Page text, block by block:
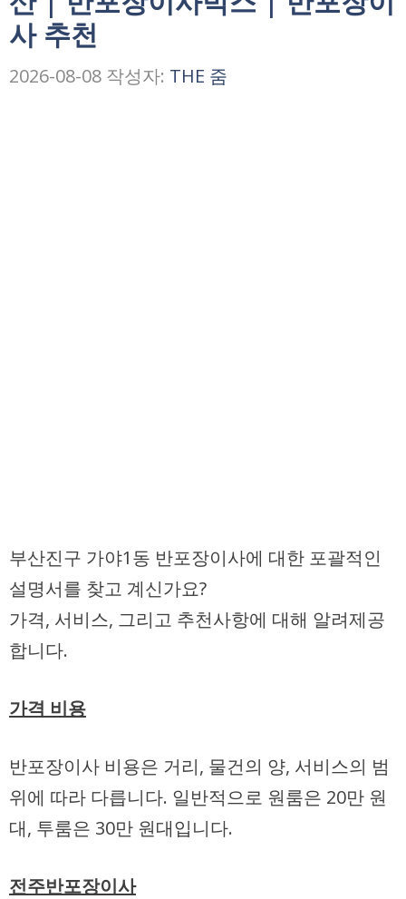
사 추천
2026-08-08 작성자: THE 줌
부산진구 가야1동 반포장이사에 대한 포괄적인
설명서를 찾고 계신가요?
가격, 서비스, 그리고 추천사항에 대해 알려제공
합니다.
가격 비용
반포장이사 비용은 거리, 물건의 양, 서비스의 범
위에 따라 다릅니다. 일반적으로 원룸은 20만 원
대, 투룸은 30만 원대입니다.
전주반포장이사